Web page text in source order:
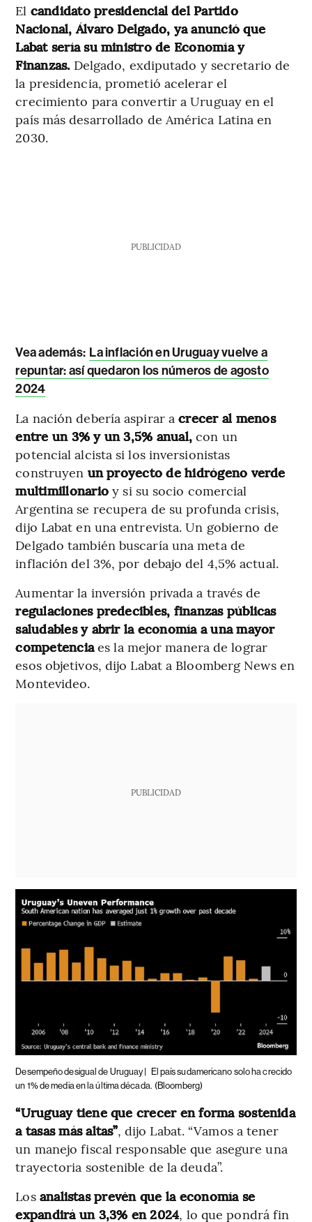
El candidato presidencial del Partido
Nacional, Álvaro Delgado, ya anunció que
Labat sería su ministro de Economía y
Finanzas. Delgado, exdiputado y secretario de
la presidencia, prometió acelerar el
crecimiento para convertir a Uruguay en el
país más desarrollado de América Latina en
2030.
PUBLICIDAD
Vea además: La inflación en Uruguay vuelve a
repuntar: así quedaron los números de agosto
2024
La nación debería aspirar acrecer al menos
entre un 3% y un 3,5% anual, con un
potencial alcista si los inversionistas
construyen un proyecto de hidrógeno verde
multimillonarioy si su socio comercial
Argentina se recupera de su profunda crisis,
dijo Labat en una entrevista. Un gobierno de
Delgado también buscaría una meta de
inflación del 3%, por debajo del 4,5% actual.
Aumentar la inversión privada a través de
regulaciones predecibles, finanzas públicas
saludables y abrir la economía a una mayor
competenciaes la mejor manera de lograr
esos objetivos, dijo Labat a Bloomberg News en
Montevideo.
PUBLICIDAD
Desempeño desigual de Uruguay | El país sudamericano solo ha crecido
un 1% de media en la última década. (Bloomberg)
“Uruguay tiene que crecer en forma sostenida
a tasas más altas”, dijo Labat. “Vamos a tener
un manejo fiscal responsable que asegure una
trayectoria sostenible de la deuda”.
Los analistas prevén que la economía se
expandirá un 3,3% en 2024, lo que pondrá fin